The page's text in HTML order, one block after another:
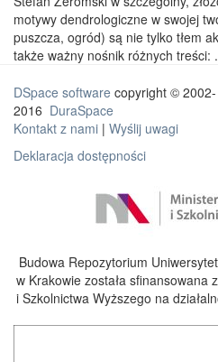
motywy dendrologiczne w swojej
puszcza, ogród) są nie tylko tłem
także ważny nośnik różnych treści:
DSpace software copyright © 2002-
2016 DuraSpace
Kontakt z nami | Wyślij uwagi
Deklaracja dostępności
Budowa Repozytorium
w Krakowie została sfinansowana
i Szkolnictwa Wyższego na